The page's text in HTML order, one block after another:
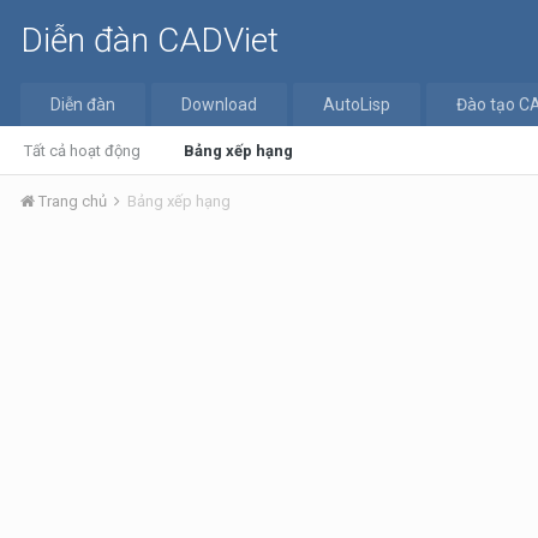
Diễn đàn CADViet
Diễn đàn Download AutoLisp Đào tạo
Tất cả hoạt động Bảng xếp hạng
Trang chủ Bảng xếp hạng